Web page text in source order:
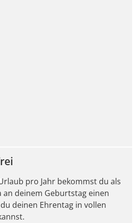
pro Jahr bekommst du als
an deinem Geburtstag einen
deinen Ehrentag in vollen